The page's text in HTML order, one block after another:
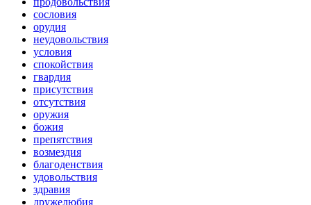
сословия
орудия
неудовольствия
условия
спокойствия
гвардия
присутствия
отсутствия
оружия
божия
препятствия
возмездия
благоденствия
удовольствия
здравия
дружелюбия